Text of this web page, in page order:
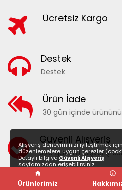
20210 - DESENLİ KADIN
FAVORILERE EKLE
Ücretsiz Kargo
Destek
Destek
Ürün İade
30 gün içinde
Güvenli Alışveriş
Size güvenli alışverişi
Alışveriş deneyiminizi iyileştirmek
düzenlemelere uygun çerezler
Detaylı bilgiyeGüvenli Alışveriş
sayfamızdan erişebilirsiniz.
Ürünlerimiz